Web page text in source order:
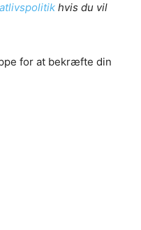
hvis du vil
for at bekræfte din